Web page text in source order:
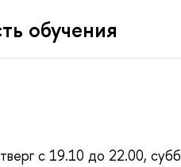
обучения
с 19.10 до 22.00,